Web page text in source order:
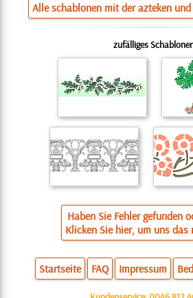
Alle schablonen mit der azteken
zufälliges
Haben Sie Fehler gefunden
Klicken Sie hier, um uns
Startseite FAQ Impressum